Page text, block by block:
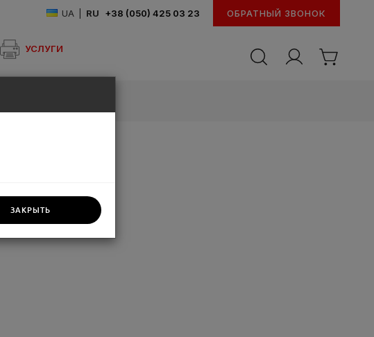
UA RU +38 (050) 425 03 23 ОБРАТНЫЙ ЗВОНОК
УСЛУГИ
ЗАКРЫТЬ
FUTBOLKA.UA